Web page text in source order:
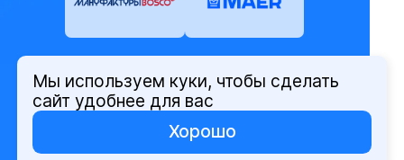
© Олимпийский комитет России,
2026
Политика защиты персональных
Мы используем куки, чтобы сделать
сайт удобнее для вас
Хорошо